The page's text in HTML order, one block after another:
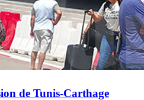
de Tunis-Carthage